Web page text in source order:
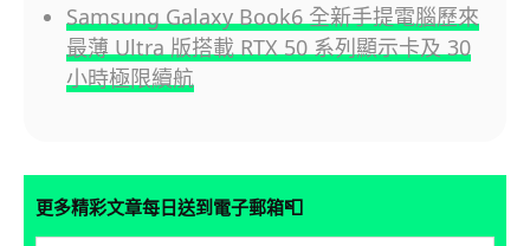
Samsung Galaxy Book6 全新手提電腦歷來
最薄 Ultra 版搭載 RTX 50 系列顯示卡及 30
小時極限續航
更多精彩文章每日送到電子郵箱📮